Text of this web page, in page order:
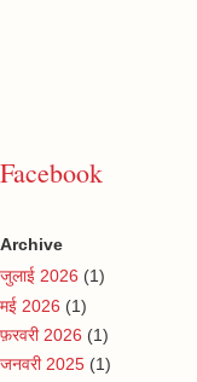
Facebook
Archive
जुलाई 2026 (1)
मई 2026 (1)
फ़रवरी 2026 (1)
जनवरी 2025 (1)